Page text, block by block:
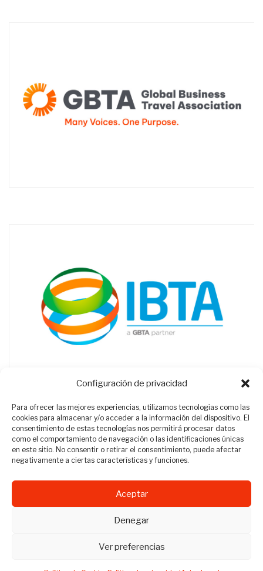
Configuración de privacidad
Para ofrecer las mejores experiencias, utilizamos tecnologías como las
cookies para almacenar y/o acceder a la información del dispositivo. El
consentimiento de estas tecnologías nos permitirá procesar datos
como el comportamiento de navegación o las identificaciones únicas
en este sitio. No consentir o retirar el consentimiento, puede afectar
negativamente a ciertas características y funciones.
Aceptar
Denegar
Ver preferencias
Revista Travel Manager © 2012 - 2026
Todos los derechos reservados.